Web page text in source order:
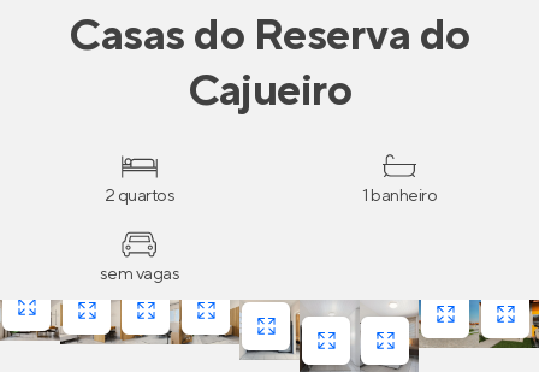
Casasdo Reserva do
Cajueiro
2 quartos 1 banheiro
sem vagas